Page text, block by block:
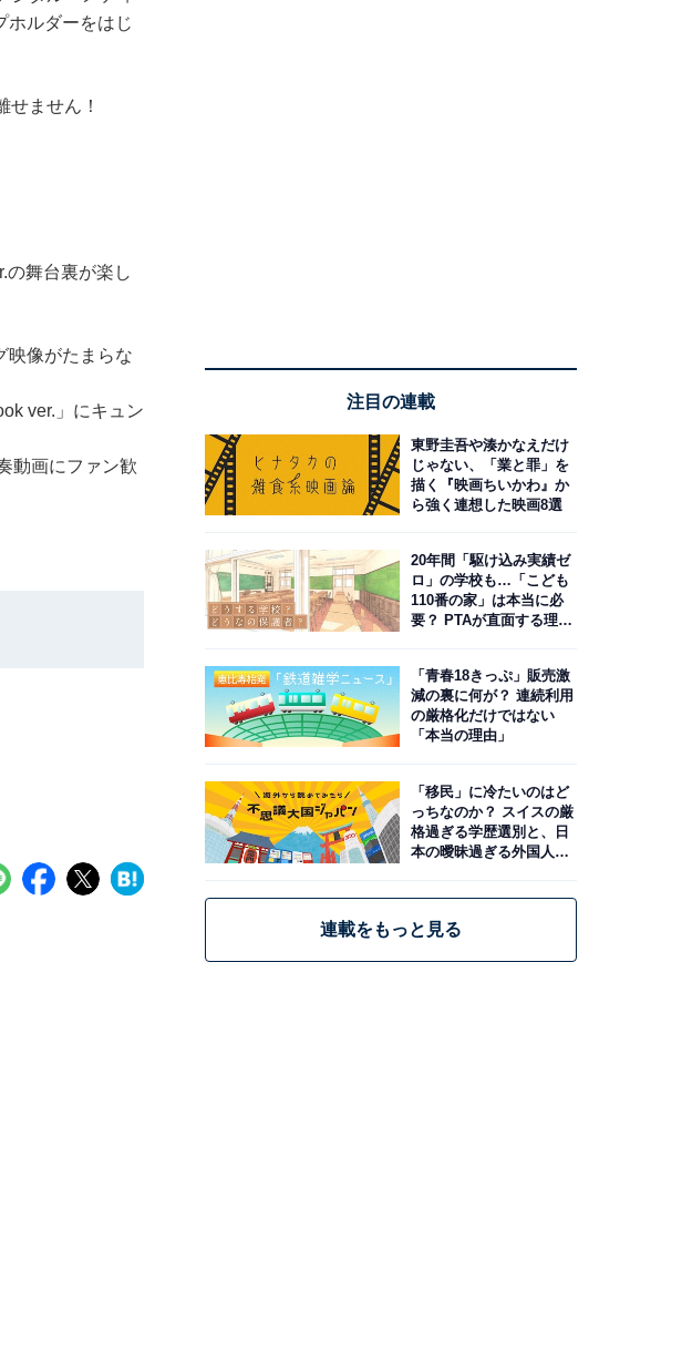
ホルダーをはじ
ません！
の舞台裏が楽し
映像がたまらな
ver.」にキュン
動画にファン歓
注目の連載
東野圭吾や湊かなえだけ
じゃない、「業と罪」を
描く『映画ちいかわ』か
ら強く連想した映画8選
20年間「駆け込み実績ゼ
ロ」の学校も…「こども
110番の家」は本当に必
要？ PTAが直面する理想
「青春18きっぷ」販売激
減の裏に何が？ 連続利用
の厳格化だけではない
「本当の理由」
「移民」に冷たいのはど
っちなのか？ スイスの厳
格過ぎる学歴選別と、日
本の曖昧過ぎる外国人政
連載をもっと見る